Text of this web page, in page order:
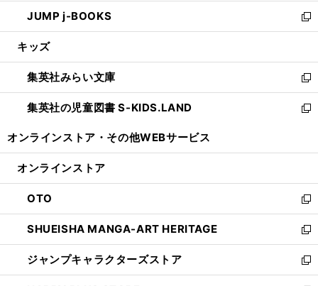
で
開
ド
ウ
開
く
ウ
ィ
ン
ウ
で
開
く
し
い
ウ
ン
ド
ウ
で
JUMP j-BOOKS
新
し
ウ
ィ
ン
ド
開
キッズ
集英社みらい文庫
新
し
い
ン
ウ
で
開
く
集英社の児童図書 S-KIDS.LAND
新
ウ
ン
ド
ウ
で
開
く
オンラインストア・ その他WEBサービス
オンラインストア
OTO
新
し
い
ウ
ィ
ン
SHUEISHA MANGA-ART HERITAGE
新
し
い
ウ
ジャンプキャラクターズストア
新
し